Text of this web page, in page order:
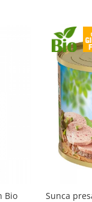
Bio
Sunca